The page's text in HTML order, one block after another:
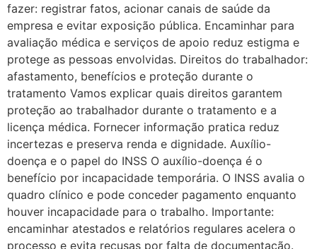
fazer: registrar fatos, acionar canais de saúde da
empresa e evitar exposição pública. Encaminhar para
avaliação médica e serviços de apoio reduz estigma e
protege as pessoas envolvidas. Direitos do trabalhador:
afastamento, benefícios e proteção durante o
tratamento Vamos explicar quais direitos garantem
proteção ao trabalhador durante o tratamento e a
licença médica. Fornecer informação pratica reduz
incertezas e preserva renda e dignidade. Auxílio-
doença e o papel do INSS O auxílio-doença é o
benefício por incapacidade temporária. O INSS avalia o
quadro clínico e pode conceder pagamento enquanto
houver incapacidade para o trabalho. Importante:
encaminhar atestados e relatórios regulares acelera o
processo e evita recusas por falta de documentação.